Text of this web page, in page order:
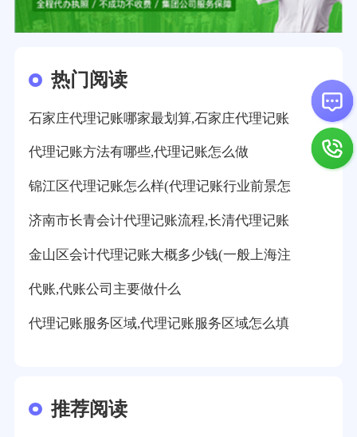
热门阅读
石家庄代理记账哪家最划算,石家庄代理记账
代理记账方法有哪些,代理记账怎么做
锦江区代理记账怎么样(代理记账行业前景怎
济南市长青会计代理记账流程,长清代理记账
金山区会计代理记账大概多少钱(一般上海注
代账,代账公司主要做什么
代理记账服务区域,代理记账服务区域怎么填
推荐阅读